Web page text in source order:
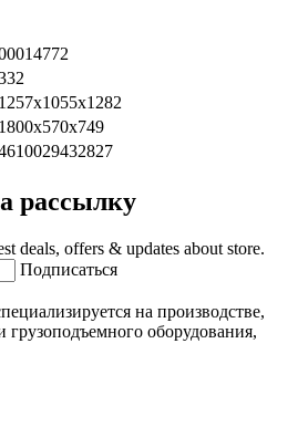
1257х1055х1282
1800х570х749
рассылку
deals, offers & updates about store.
Подписаться
на производстве,
оборудования,